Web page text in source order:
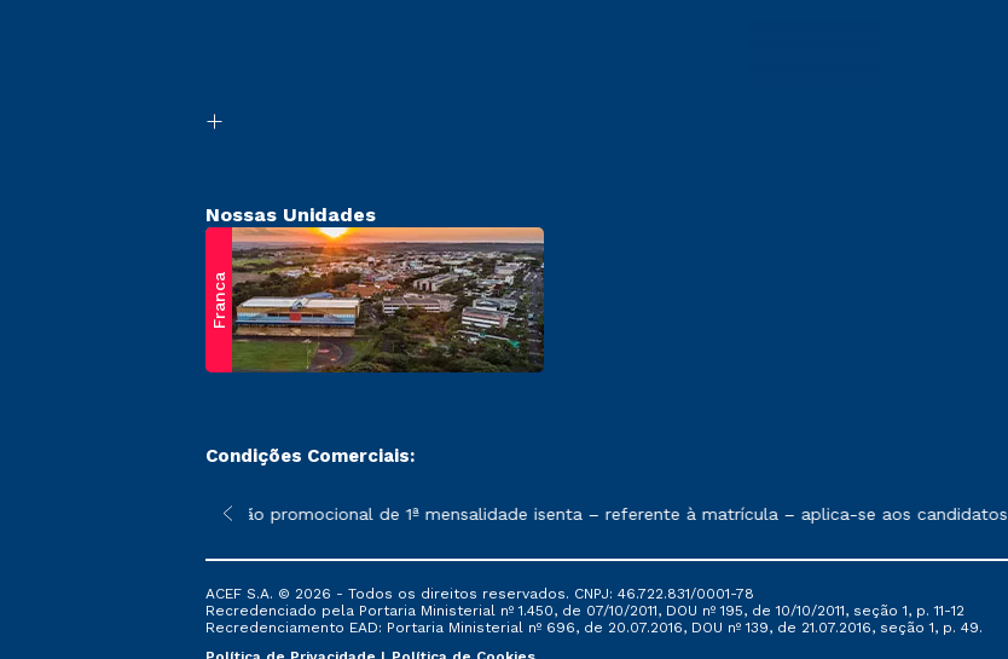
Nossas Unidades
Franca
Condições Comerciais:
sofrer alterações nos períodos de rematrícula conforme exposto no contrato de prestação de serviços
*A condição promocional de 1ª mensalidade isenta – referente à matrícula – aplica-se aos
ACEF S.A. © 2026 - Todos os direitos reservados. CNPJ: 46.722.831/0001-78
Recredenciado pela Portaria Ministerial nº 1.450, de 07/10/2011, DOU nº 195, de 10/10/2011, seção 1, p. 11-12
Recredenciamento EAD: Portaria Ministerial nº 696, de 20.07.2016, DOU nº 139, de 21.07.2016, seção 1, p. 49.